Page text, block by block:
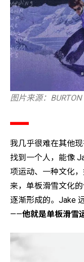
图片来源：BURTON
我几乎很难在其他
找到一个人，能像
项运动、一种文化
来，单板滑雪文化
逐渐形成的。Jake
——他就是单板滑雪